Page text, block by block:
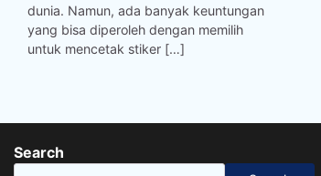
dunia. Namun, ada banyak keuntungan
yang bisa diperoleh dengan memilih
untuk mencetak stiker […]
Search